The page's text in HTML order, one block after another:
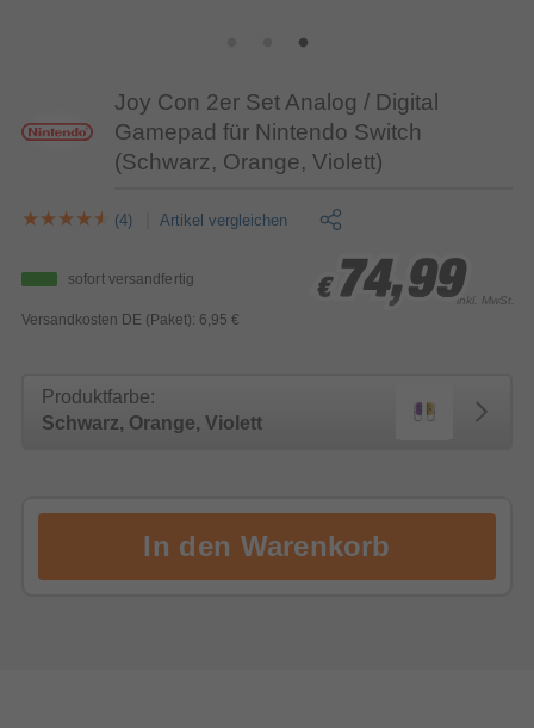
Joy Con 2er Set Analog / Digital
Gamepad für Nintendo Switch
(Schwarz, Orange, Violett)
(4) Artikel vergleichen
sofort versandfertig
Versandkosten DE (Paket): 6,95 €
€ 74,99
€ 74,99
€ 74,99inkl. MwSt.
Produktfarbe:
Schwarz, Orange, Violett